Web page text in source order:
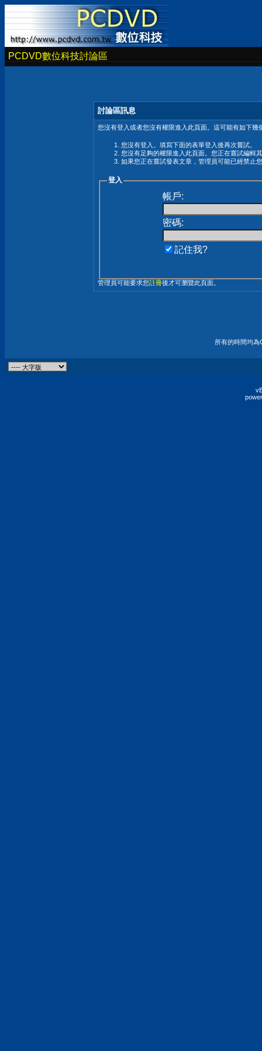
PCDVD數位科技討論區
討論區訊息
您沒有登入或者您沒有權限進入此頁面。這可能有如下幾
您沒有登入。填寫下面的表單登入後再次嘗試。
您沒有足夠的權限進入此頁面。您正在嘗試編輯
如果您正在嘗試發表文章，管理員可能已經禁止
登入
帳戶:
密碼:
記住我?
管理員可能要求您註冊後才可瀏覽此頁面。
所有的時間均為